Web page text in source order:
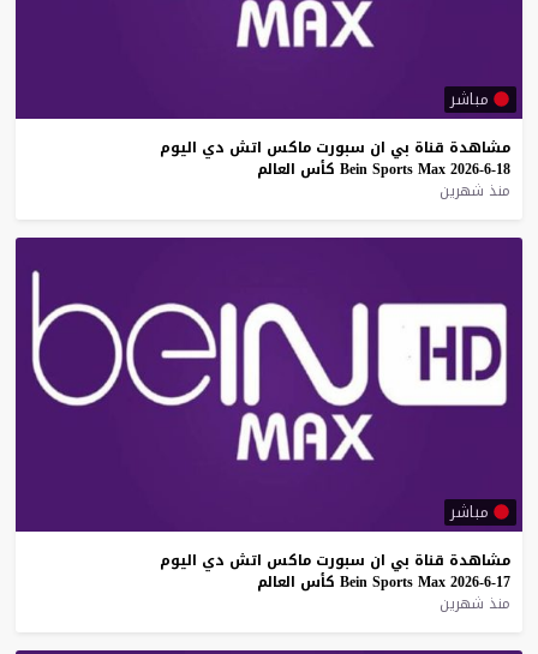
مباشر
مشاهدة قناة بي ان سبورت ماكس اتش دي اليوم
18-6-2026
Bein Sports Max كأس العالم
منذ شهرين
مباشر
مشاهدة قناة بي ان سبورت ماكس اتش دي اليوم
17-6-2026
Bein Sports Max كأس العالم
منذ شهرين